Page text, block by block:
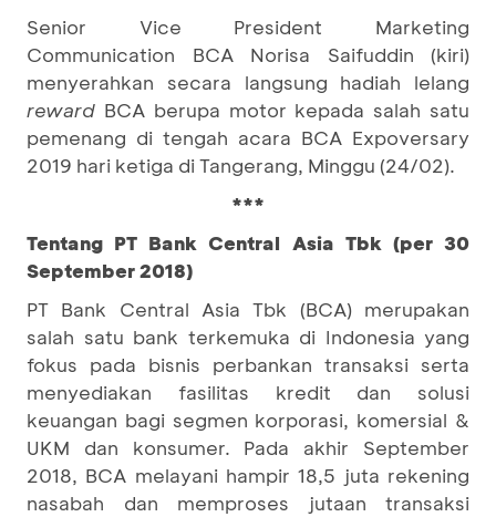
Senior Vice President Marketing
Communication BCA Norisa Saifuddin (kiri)
menyerahkan secara langsung hadiah lelang
reward BCA berupa motor kepada salah satu
pemenang di tengah acara BCA Expoversary
2019 hari ketiga di Tangerang, Minggu (24/02).
***
Tentang PT Bank Central Asia Tbk (per 30
September 2018)
PT Bank Central Asia Tbk (BCA) merupakan
salah satu bank terkemuka di Indonesia yang
fokus pada bisnis perbankan transaksi serta
menyediakan fasilitas kredit dan solusi
keuangan bagi segmen korporasi, komersial &
UKM dan konsumer. Pada akhir September
2018, BCA melayani hampir 18,5 juta rekening
nasabah dan memproses jutaan transaksi